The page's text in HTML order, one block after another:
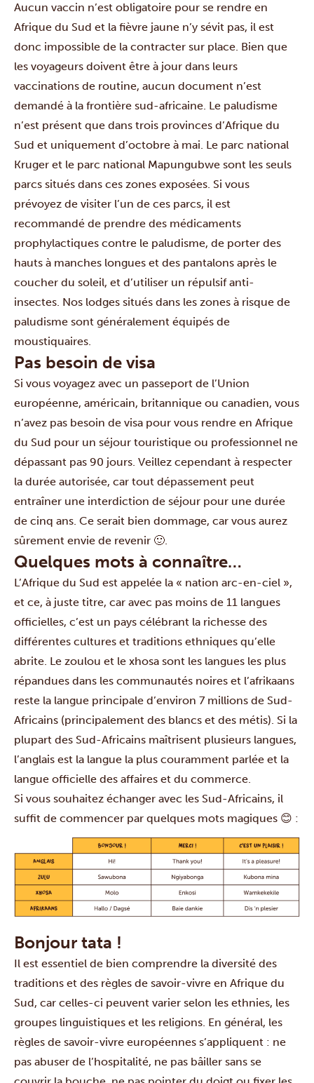
Aucun vaccin n’est obligatoire pour se rendre en
Afrique du Sud et la fièvre jaune n’y sévit pas, il est
donc impossible de la contracter sur place. Bien que
les voyageurs doivent être à jour dans leurs
vaccinations de routine, aucun document n’est
demandé à la frontière sud-africaine. Le paludisme
n’est présent que dans trois provinces d’Afrique du
Sud et uniquement d’octobre à mai. Le parc national
Kruger et le parc national Mapungubwe sont les seuls
parcs situés dans ces zones exposées. Si vous
prévoyez de visiter l’un de ces parcs, il est
recommandé de prendre des médicaments
prophylactiques contre le paludisme, de porter des
hauts à manches longues et des pantalons après le
coucher du soleil, et d’utiliser un répulsif anti-
insectes. Nos lodges situés dans les zones à risque de
paludisme sont généralement équipés de
moustiquaires.
Pas besoin de visa
Si vous voyagez avec un passeport de l’Union
européenne, américain, britannique ou canadien, vous
n’avez pas besoin de visa pour vous rendre en Afrique
du Sud pour un séjour touristique ou professionnel ne
dépassant pas 90 jours. Veillez cependant à respecter
la durée autorisée, car tout dépassement peut
entraîner une interdiction de séjour pour une durée
de cinq ans. Ce serait bien dommage, car vous aurez
sûrement envie de revenir 🙂.
Quelques mots à connaître…
L’Afrique du Sud est appelée la « nation arc-en-ciel »,
et ce, à juste titre, car avec pas moins de 11 langues
officielles, c’est un pays célébrant la richesse des
différentes cultures et traditions ethniques qu’elle
abrite. Le zoulou et le xhosa sont les langues les plus
répandues dans les communautés noires et l’afrikaans
reste la langue principale d’environ 7 millions de Sud-
Africains (principalement des blancs et des métis). Si la
plupart des Sud-Africains maîtrisent plusieurs langues,
l’anglais est la langue la plus couramment parlée et la
langue officielle des affaires et du commerce.
Si vous souhaitez échanger avec les Sud-Africains, il
suffit de commencer par quelques mots magiques 😊 :
Bonjour tata !
Il est essentiel de bien comprendre la diversité des
traditions et des règles de savoir-vivre en Afrique du
Sud, car celles-ci peuvent varier selon les ethnies, les
groupes linguistiques et les religions. En général, les
règles de savoir-vivre européennes s’appliquent : ne
pas abuser de l’hospitalité, ne pas bâiller sans se